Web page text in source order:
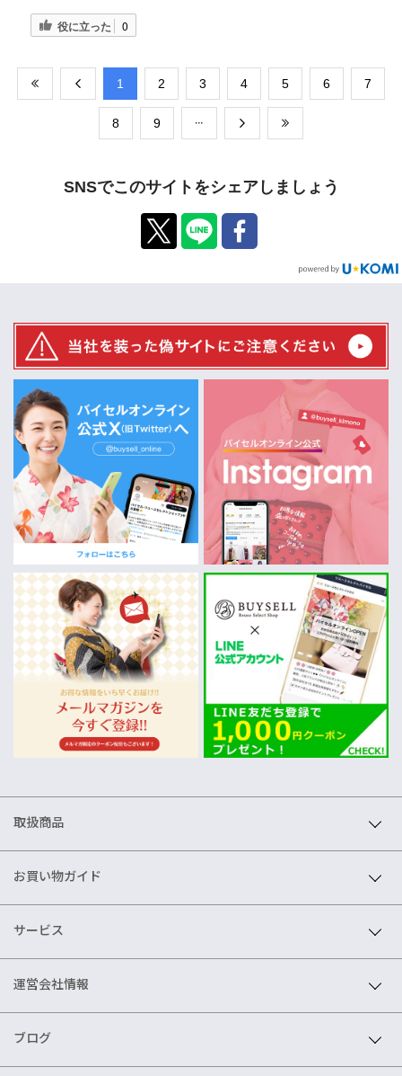
役に立った 0
​1 ​2 ​3 ​4 ​5 ​6 ​7
​8 ​9
SNSでこのサイトをシェアしましょう
取扱商品
お買い物ガイド
サービス
運営会社情報
ブログ